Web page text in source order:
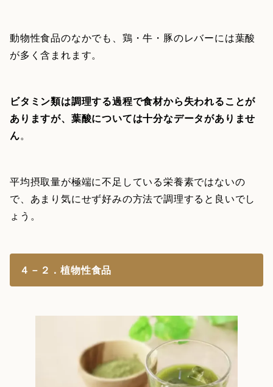
動物性食品のなかでも、鶏・牛・豚のレバーには葉酸
が多く含まれます。
ビタミン類は調理する過程で食材から失われることが
ありますが、葉酸については十分なデータがありませ
ん。
平均摂取量が極端に不足している栄養素ではないの
で、あまり気にせず好みの方法で調理すると良いでし
ょう。
４－２．植物性食品